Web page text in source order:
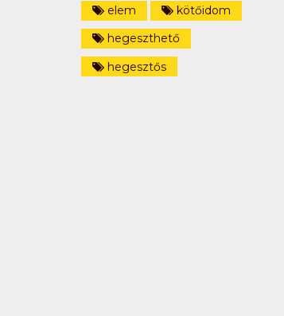
elem
kötőidom
hegeszthető
hegesztős